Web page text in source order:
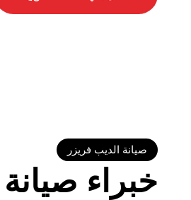
صيانة الديب فريزر
خبراء